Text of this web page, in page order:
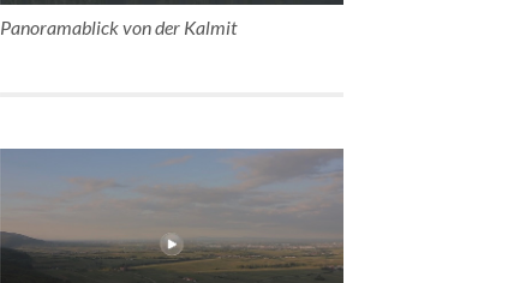
Panoramablick von der Kalmit